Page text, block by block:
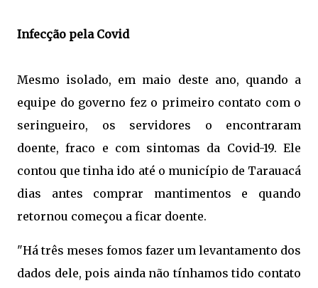
Infecção pela Covid
Mesmo isolado, em maio deste ano, quando a
equipe do governo fez o primeiro contato com o
seringueiro, os servidores o encontraram
doente, fraco e com sintomas da Covid-19. Ele
contou que tinha ido até o município de Tarauacá
dias antes comprar mantimentos e quando
retornou começou a ficar doente.
"Há três meses fomos fazer um levantamento dos
dados dele, pois ainda não tínhamos tido contato